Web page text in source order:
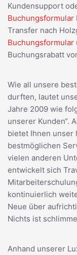
Kundensupport
Buchungsformular
Transfer nach
Buchungsformular
Buchungsrabatt
Wie all unsere
durften, lautet
Jahre 2009 wie
unserer Kunden“.
bietet Ihnen unser
bestmöglichen
vielen anderen
entwickelt sich
kontinuierlich
Neue über
Nichts ist
Anhand unserer